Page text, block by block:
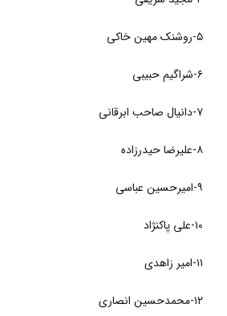
۵-روشنک مهین خاکی
۶-شراگیم حبیبی
۷-دانیال صاحب ابرقانی
۸-علیرضا حیدرزاده
۹-امیرحسین عباسی
۱۰-علی پاکنژاد
۱۱-امیر زاهدی
۱۲-محمدحسین انصاری